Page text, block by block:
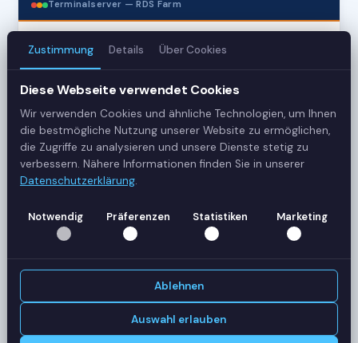
Terminalserver — RDS Farm
3
42
Sessions
SERVER-AUSLASTUNG
RDS-SRV01
18 Sessions
RAM
78%
RDS-SRV02
14 Sessions
Zustimmung Details Über Cookies
Diese Webseite verwendet Cookies
Wir verwenden Cookies und ähnliche Technologien, um Ihnen
die bestmögliche Nutzung unserer Website zu ermöglichen,
die Zugriffe zu analysieren und unsere Dienste stetig zu
verbessern. Nähere Informationen finden Sie in unserer
Datenschutzerklärung.
Notwendig Präferenzen Statistiken Marketing
Ablehnen
Auswahl erlauben